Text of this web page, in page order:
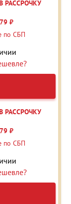
РАССРОЧКУ
₽
по СБП
РАССРОЧКУ
₽
по СБП